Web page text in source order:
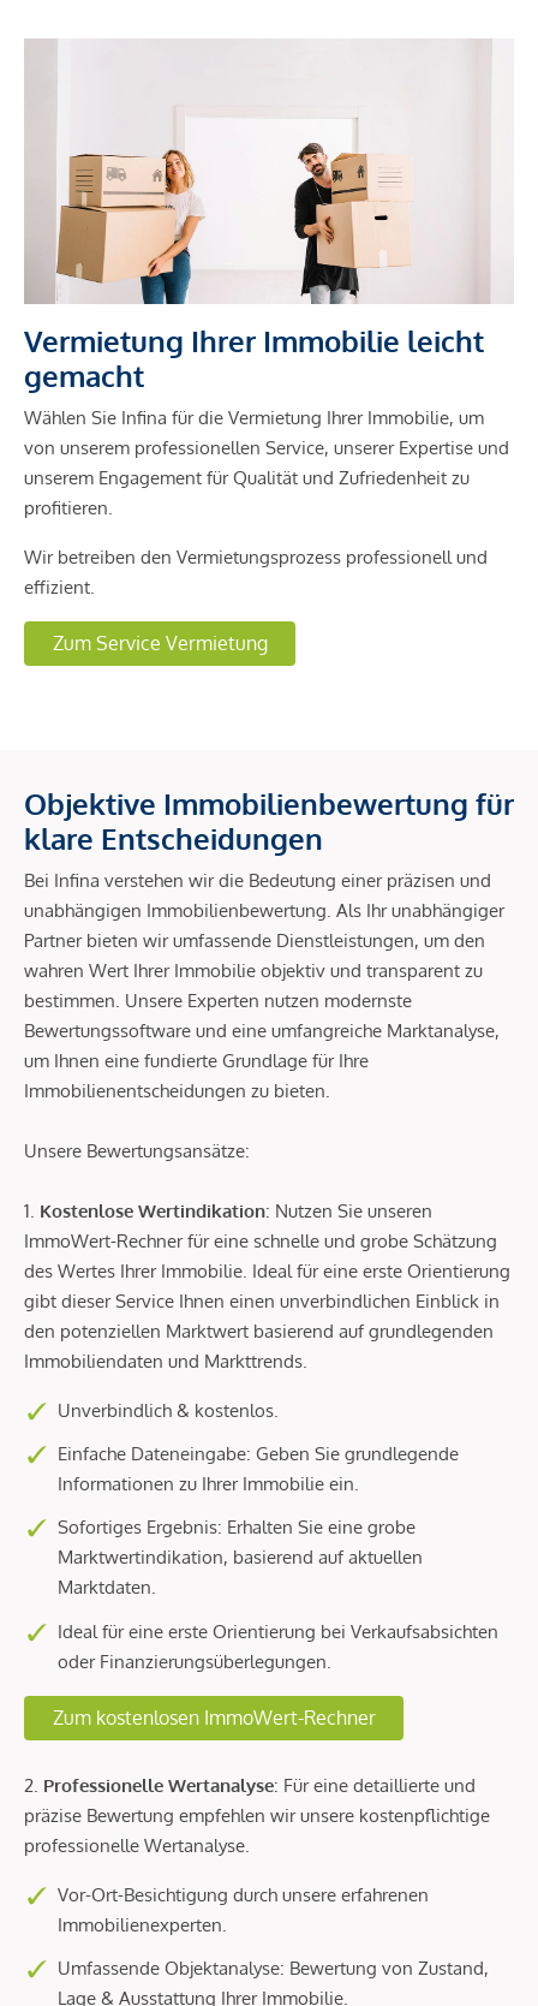
Vermietung Ihrer Immobilie leicht
gemacht
Wählen Sie Infina für die Vermietung Ihrer Immobilie, um
von unserem professionellen Service, unserer Expertise und
unserem Engagement für Qualität und Zufriedenheit zu
profitieren.
Wir betreiben den Vermietungsprozess professionell und
effizient.
Zum Service Vermietung
Objektive Immobilienbewertung für
klare Entscheidungen
Bei Infina verstehen wir die Bedeutung einer präzisen und
unabhängigen Immobilienbewertung. Als Ihr unabhängiger
Partner bieten wir umfassende Dienstleistungen, um den
wahren Wert Ihrer Immobilie objektiv und transparent zu
bestimmen. Unsere Experten nutzen modernste
Bewertungssoftware und eine umfangreiche Marktanalyse,
um Ihnen eine fundierte Grundlage für Ihre
Immobilienentscheidungen zu bieten.
Unsere Bewertungsansätze:
1. Kostenlose Wertindikation: Nutzen Sie unseren
ImmoWert-Rechner für eine schnelle und grobe Schätzung
des Wertes Ihrer Immobilie. Ideal für eine erste Orientierung
gibt dieser Service Ihnen einen unverbindlichen Einblick in
den potenziellen Marktwert basierend auf grundlegenden
Immobiliendaten und Markttrends.
Unverbindlich & kostenlos.
Einfache Dateneingabe: Geben Sie grundlegende
Informationen zu Ihrer Immobilie ein.
Sofortiges Ergebnis: Erhalten Sie eine grobe
Marktwertindikation, basierend auf aktuellen
Marktdaten.
Ideal für eine erste Orientierung bei Verkaufsabsichten
oder Finanzierungsüberlegungen.
Zum kostenlosen ImmoWert-Rechner
2. Professionelle Wertanalyse: Für eine detaillierte und
präzise Bewertung empfehlen wir unsere kostenpflichtige
professionelle Wertanalyse.
Vor-Ort-Besichtigung durch unsere erfahrenen
Immobilienexperten.
Umfassende Objektanalyse: Bewertung von Zustand,
Lage & Ausstattung Ihrer Immobilie.